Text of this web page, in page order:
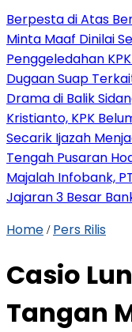
Berpesta di Atas
Minta Maaf Dinilai
Penggeledahan
Dugaan Suap
Drama di Balik
Kristianto, KPK
Secarik Ijazah
Tengah Pusaran
Majalah Infobank,
Jajaran 3 Besar
Home / Pers Rilis
Casio
Tangan